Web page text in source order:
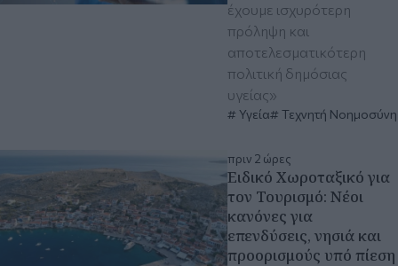
έχουμε ισχυρότερη
πρόληψη και
αποτελεσματικότερη
πολιτική δημόσιας
υγείας»
Υγεία Τεχνητή Νοημοσύνη
πριν 2 ώρες
Ειδικό Χωροταξικό για
τον Τουρισμό: Νέοι
κανόνες για
επενδύσεις, νησιά και
προορισμούς υπό πίεση